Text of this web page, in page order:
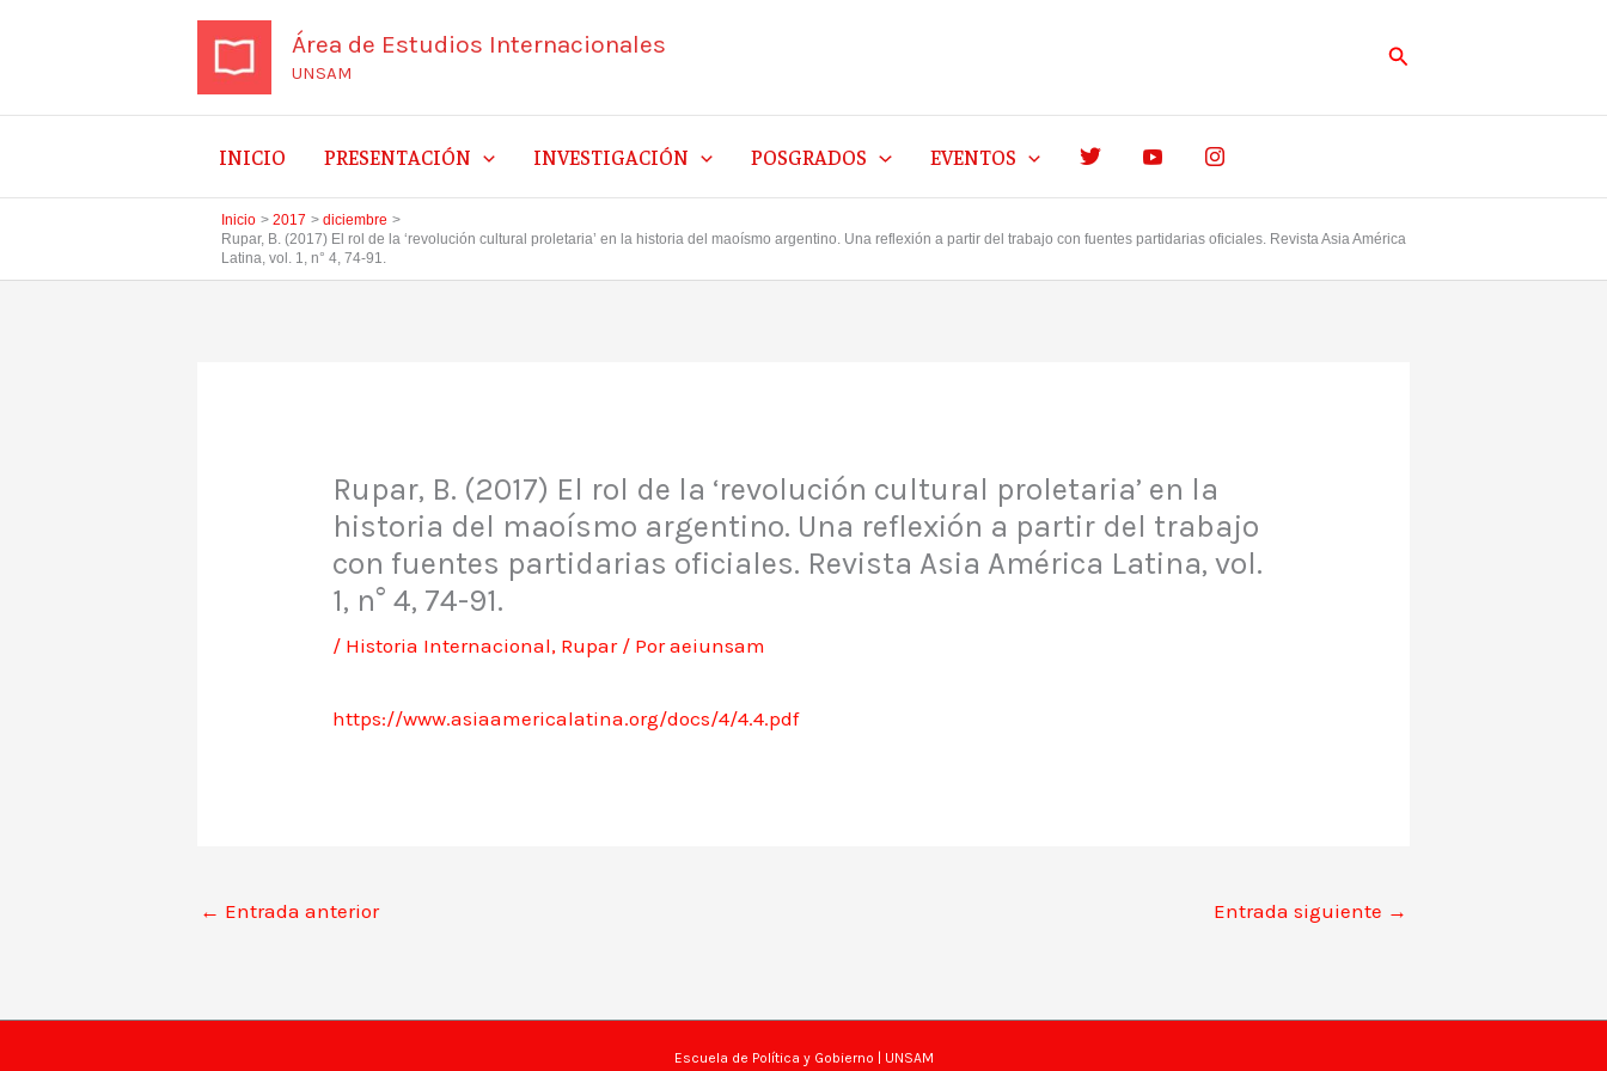
Área de Estudios Internacionales
UNSAM
Buscar
INICIO PRESENTACIÓN INVESTIGACIÓN POSGRADOS EVENTOS
Inicio 2017
diciembre
Rupar, B. (2017) El rol de la ‘revolución cultural proletaria’ en la historia del maoísmo argentino. Una reflexión a partir del trabajo con fuentes partidarias oficiales. Revista Asia América
Latina, vol. 1, n° 4, 74-91.
Rupar, B. (2017) El rol de la ‘revolución cultural proletaria’ en la
historia del maoísmo argentino. Una reflexión a partir del trabajo
con fuentes partidarias oficiales. Revista Asia América Latina, vol.
1, n° 4, 74-91.
/ Historia Internacional, Rupar/ Poraeiunsam
https://www.asiaamericalatina.org/docs/4/4.4.pdf
← Entrada anterior Entrada siguiente →
Escuela de Política y Gobierno | UNSAM